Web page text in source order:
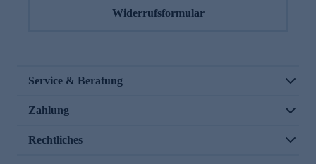
Widerrufsformular
Service & Beratung
Zahlung
Rechtliches